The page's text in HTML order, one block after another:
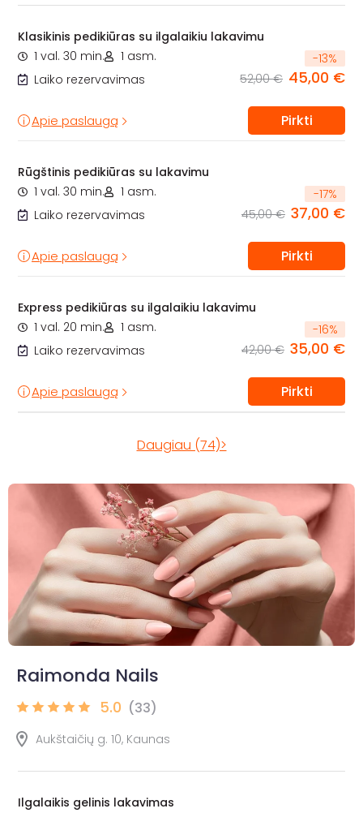
Klasikinis pedikiūras su ilgalaikiu lakavimu
1 val. 30 min.
1 asm.
Laiko rezervavimas
-13%
52,00 € 45,00 €
Apie paslaugą Pirkti
Rūgštinis pedikiūras su lakavimu
1 val. 30 min.
1 asm.
Laiko rezervavimas
-17%
45,00 € 37,00 €
Apie paslaugą Pirkti
Express pedikiūras su ilgalaikiu lakavimu
1 val. 20 min.
1 asm.
Laiko rezervavimas
-16%
42,00 € 35,00 €
Apie paslaugą Pirkti
Daugiau (74)>
Raimonda Nails
5.0 (33)
Aukštaičių g. 10, Kaunas
Ilgalaikis gelinis lakavimas